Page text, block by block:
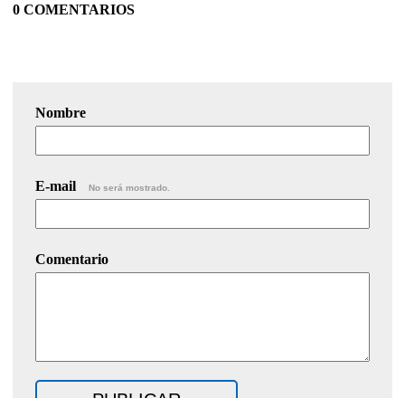
0 COMENTARIOS
Nombre
E-mail No será mostrado.
Comentario